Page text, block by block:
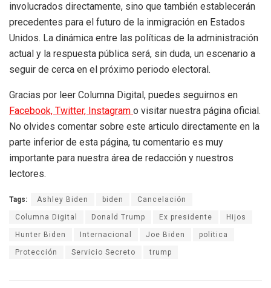
involucrados directamente, sino que también establecerán
precedentes para el futuro de la inmigración en Estados
Unidos. La dinámica entre las políticas de la administración
actual y la respuesta pública será, sin duda, un escenario a
seguir de cerca en el próximo periodo electoral.
Gracias por leer Columna Digital, puedes seguirnos en
Facebook, Twitter, Instagram o visitar nuestra página oficial.
No olvides comentar sobre este articulo directamente en la
parte inferior de esta página, tu comentario es muy
importante para nuestra área de redacción y nuestros
lectores.
Tags: Ashley Biden biden Cancelación
Columna Digital Donald Trump Ex presidente Hijos
Hunter Biden Internacional Joe Biden politica
Protección Servicio Secreto trump